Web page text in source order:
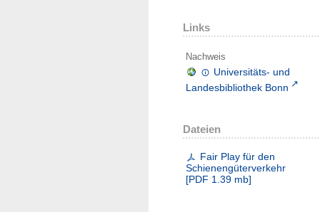
Links
Nachweis
Universitäts- und
Landesbibliothek Bonn
Dateien
Fair Play für den
Schienengüterverkehr
[PDF 1.39 mb]